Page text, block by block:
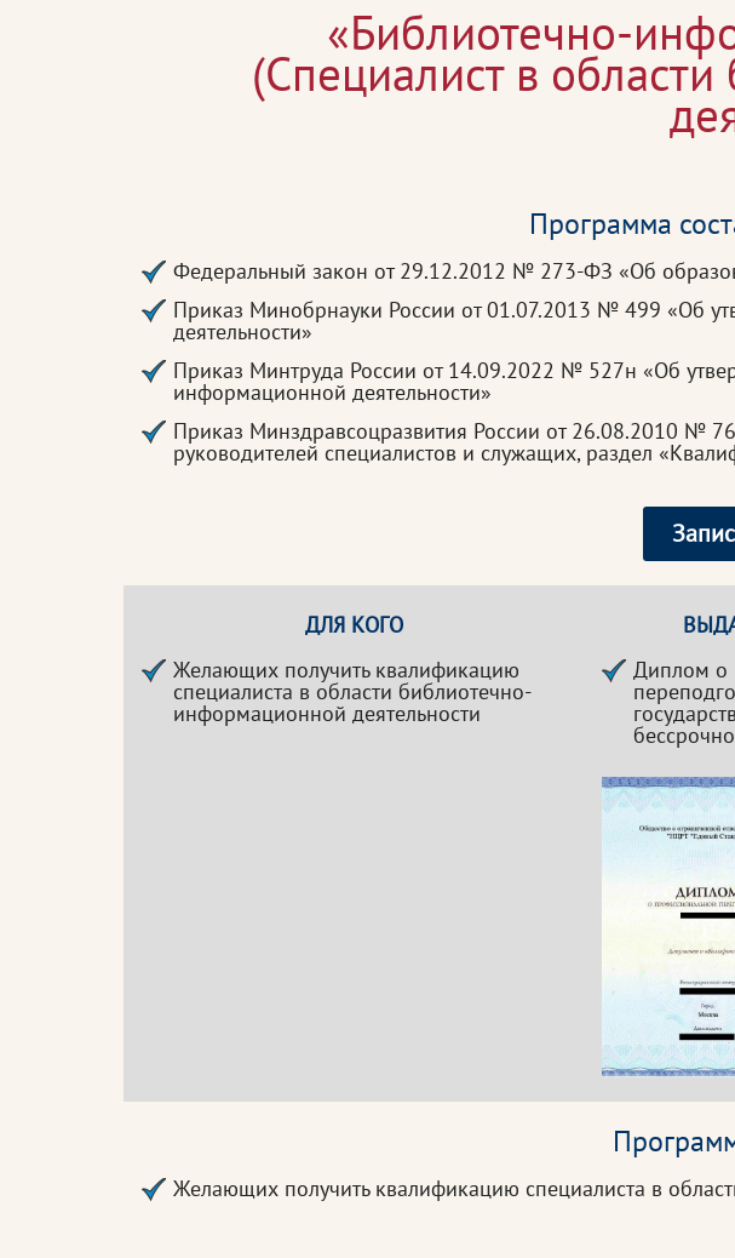
«Библиотечно-
(Специалист в
Программа
Федеральный закон от 29.12.2012 № 273-ФЗ «Об
Приказ Минобрнауки России от 01.07.2013 № 499 «Об
деятельности»
Приказ Минтруда России от 14.09.2022 № 527н «Об
информационной деятельности»
Приказ Минздравсоцразвития России от 26.08.2010 №
руководителей специалистов и служащих, раздел
ДЛЯ КОГО
Желающих получить квалификацию
специалиста в области библиотечно-
информационной деятельности
Диплом о
бессрочно
Желающих получить квалификацию специалиста в